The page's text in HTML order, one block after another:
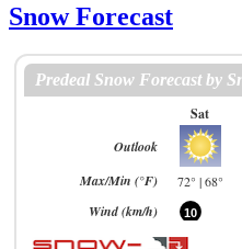
Snow Forecast